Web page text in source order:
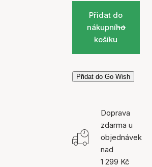
Přidat do
nákupního
košíku
Přidat do Go Wish
Doprava
zdarma u
objednávek
nad
1 299 Kč